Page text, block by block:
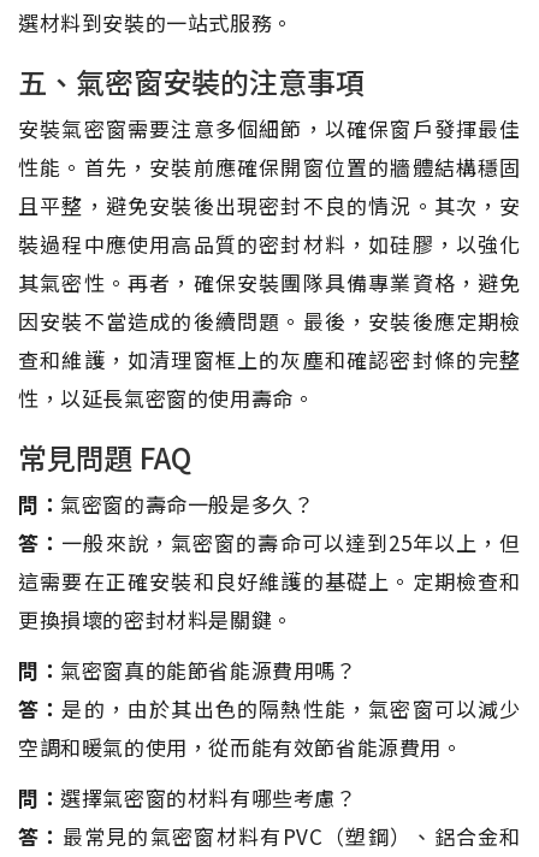
選材料到安裝的一站式服務。
五、氣密窗安裝的注意事項
安裝氣密窗需要注意多個細節，以確保窗戶發揮最佳
性能。首先，安裝前應確保開窗位置的牆體結構穩固
且平整，避免安裝後出現密封不良的情況。其次，安
裝過程中應使用高品質的密封材料，如硅膠，以強化
其氣密性。再者，確保安裝團隊具備專業資格，避免
因安裝不當造成的後續問題。最後，安裝後應定期檢
查和維護，如清理窗框上的灰塵和確認密封條的完整
性，以延長氣密窗的使用壽命。
常見問題 FAQ
問： 氣密窗的壽命一般是多久？
答： 一般來說，氣密窗的壽命可以達到25年以上，但
這需要在正確安裝和良好維護的基礎上。定期檢查和
更換損壞的密封材料是關鍵。
問： 氣密窗真的能節省能源費用嗎？
答：是的，由於其出色的隔熱性能，氣密窗可以減少
空調和暖氣的使用，從而能有效節省能源費用。
問： 選擇氣密窗的材料有哪些考慮？
答： 最常見的氣密窗材料有PVC（塑鋼）、鋁合金和